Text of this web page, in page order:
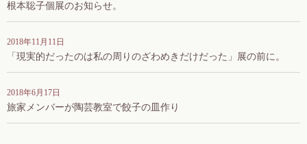
根本聡子個展のお知らせ。
2018年11月11日
「現実的だったのは私の周りのざわめきだけだった」展の前に。
2018年6月17日
旅家メンバーが陶芸教室で餃子の皿作り